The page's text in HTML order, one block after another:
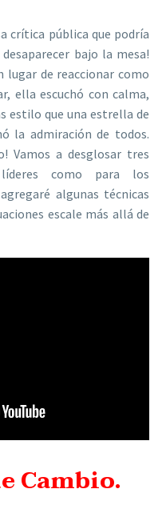
crítica pública que podría
bajo la mesa!
lugar de reaccionar como
ella escuchó con calma,
estilo que una estrella de
la admiración de todos.
Vamos a desglosar tres
como para los
algunas técnicas
escale más allá de
Cambio.